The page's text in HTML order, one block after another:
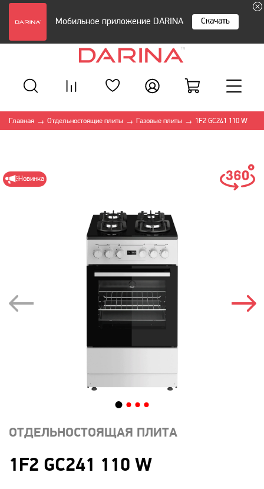
Мобильное приложение DARINA Скачать
Главная → Отдельностоящие плиты → Газовые плиты → 1F2 GC241 110 W
Новинка
ОТДЕЛЬНОСТОЯЩАЯ ПЛИТА
1F2 GC241 110 W